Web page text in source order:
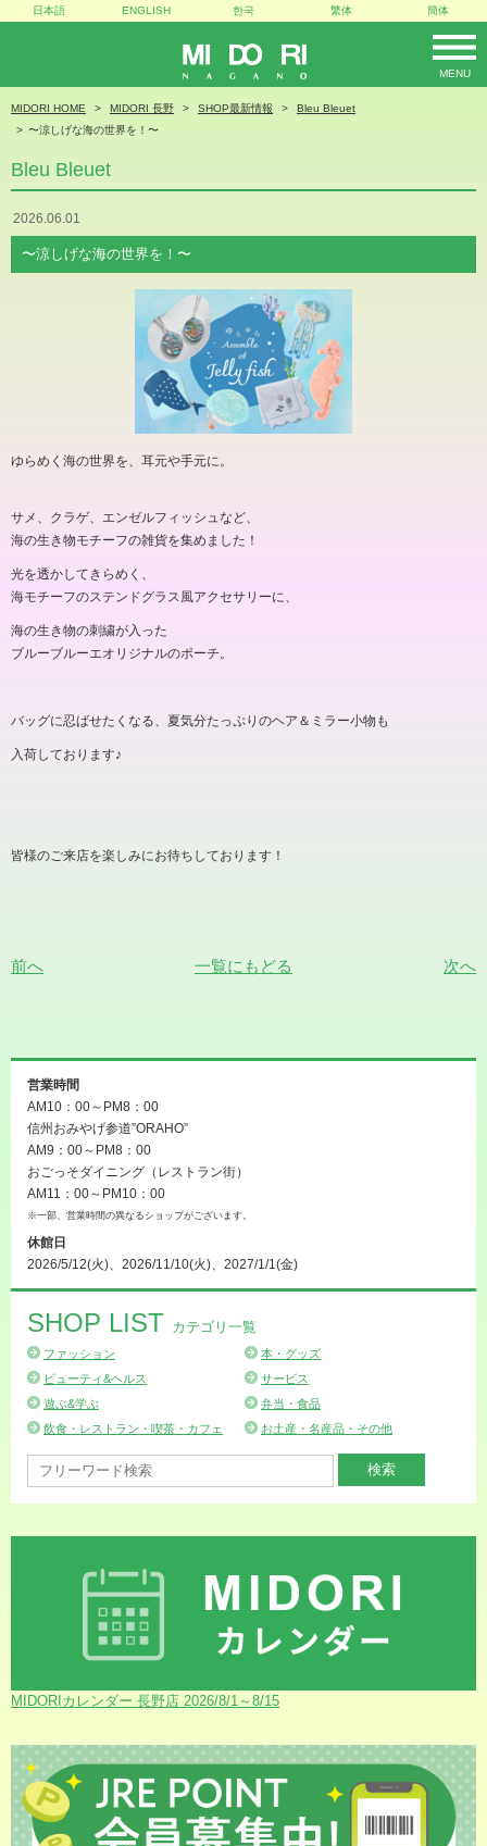
MIDORI
MENU
日本語 ENGLISH 한국 繁体 簡体
MIDORI HOME MIDORI 長野 SHOP最新情報
Bleu Bleuet
〜涼しげな海の世界を！〜
Bleu Bleuet
2026.06.01
〜涼しげな海の世界を！〜
ゆらめく海の世界を、耳元や手元に。
サメ、クラゲ、エンゼルフィッシュなど、
海の生き物モチーフの雑貨を集めました！
光を透かしてきらめく、
海モチーフのステンドグラス風アクセサリーに、
海の生き物の刺繍が入った
ブルーブルーエオリジナルのポーチ。
バッグに忍ばせたくなる、夏気分たっぷりのヘア＆ミラー小物も
入荷しております♪
皆様のご来店を楽しみにお待ちしております！
前へ 一覧にもどる 次へ
営業時間
AM10：00～PM8：00
信州おみやげ参道”ORAHO”
AM9：00～PM8：00
おごっそダイニング（レストラン街）
AM11：00～PM10：00
※一部、営業時間の異なるショップがございます。
休館日
2026/5/12(火)、2026/11/10(火)、2027/1/1(金)
SHOP LIST カテゴリ一覧
ファッション
本・グッズ
ビューティ&ヘルス
サービス
遊ぶ&学ぶ
弁当・食品
飲食・レストラン・喫茶・カフェ
お土産・名産品・その他
MIDORIカレンダー 長野店 2026/8/1～8/15